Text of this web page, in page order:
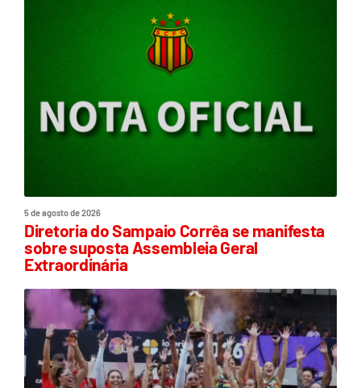
5 de agosto de 2026
Diretoria do Sampaio Corrêa se manifesta
sobre suposta Assembleia Geral
Extraordinária